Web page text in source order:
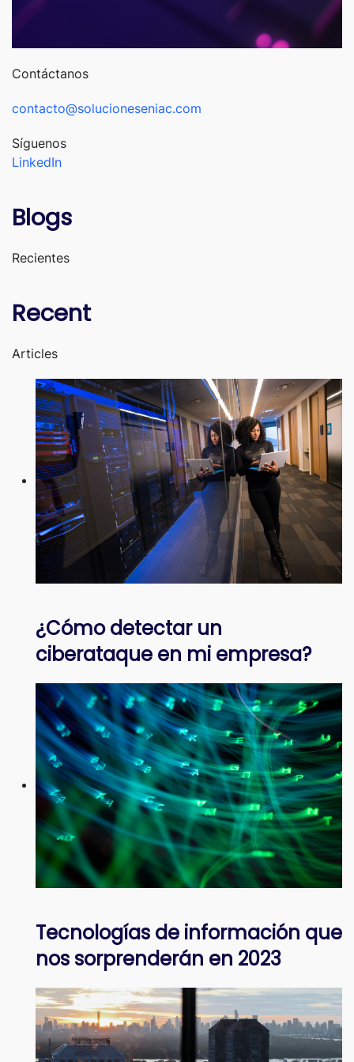
Contáctanos
contacto@solucioneseniac.com
Síguenos
LinkedIn
Blogs
Recientes
Recent
Articles
¿Cómo detectar un
ciberataque en mi empresa?
Tecnologías de información que
nos sorprenderán en 2023